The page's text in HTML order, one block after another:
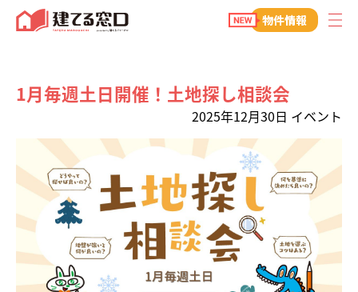
物件情報
1月毎週土日開催！土地探し相談会
2025年12月30日 イベント